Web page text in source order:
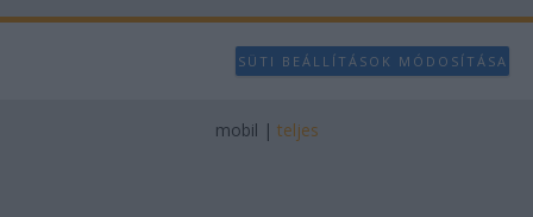
SÜTI BEÁLLÍTÁSOK MÓDOSÍTÁSA
mobil | teljes